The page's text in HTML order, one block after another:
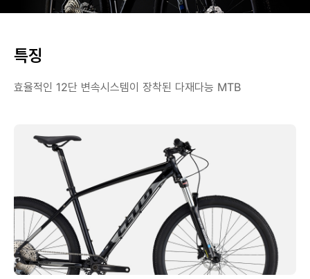
특징
효율적인 12단 변속시스템이 장착된 다재다능 MTB